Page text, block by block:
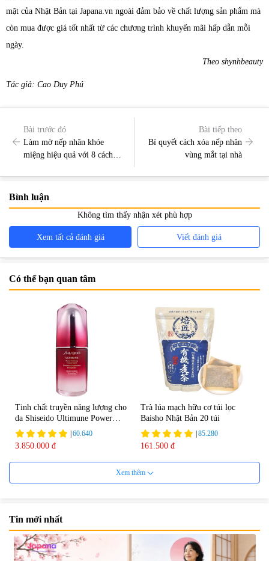
mặt của Nhật Bản tại Japana.vn ngoài đảm bảo về chất lượng sản phẩm mà
còn mua được giá tốt nhất từ các chương trình khuyến mãi hấp dẫn mỗi
ngày.
Theo shynhbeauty
Tác giả: Cao Duy Phú
Bài trước đó
Làm mờ nếp nhăn khóe
miệng hiệu quả với 8 cách
Bài tiếp theo
Bí quyết cách xóa nếp nhăn
vùng mắt tại nhà
Bình luận
Không tìm thấy nhận xét phù hợp
Xem tất cả đánh giá Viết đánh giá
Có thể bạn quan tâm
Tinh chất truyền năng lượng cho
da Shiseido Ultimune Power
75ml
60.640
3.850.000 đ
Trà lúa mạch hữu cơ túi lọc
Baisho Nhật Bản 20 túi
85.280
161.500 đ
Xem thêm
Tin mới nhất